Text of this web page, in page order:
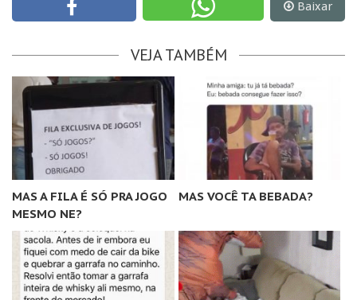
Baixar
VEJA TAMBÉM
MAS A FILA É SÓ PRA JOGO
MESMO NE?
MAS VOCÊ TA BEBADA?